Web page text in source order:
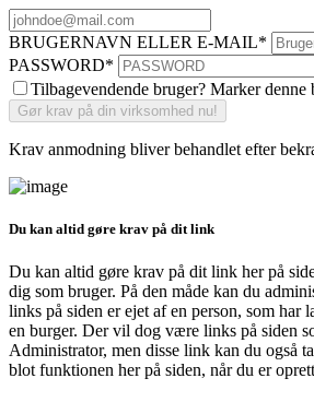
BRUGERNAVN ELLER E-MAIL*
PASSWORD*
Tilbagevendende bruger? Marker
Krav anmodning bliver behandlet efter
Du kan altid gøre krav på dit link
Du kan altid gøre krav på dit link her på
dig som bruger. På den måde kan du
links på siden er ejet af en person, som har
en burger. Der vil dog være links på siden
Administrator, men disse link kan du også
blot funktionen her på siden, når du er